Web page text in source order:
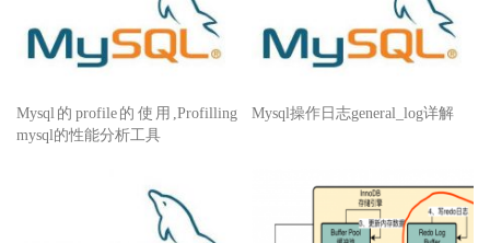
Mysql的profile的使用,Profilling
mysql的性能分析工具
Mysql操作日志general_log详解